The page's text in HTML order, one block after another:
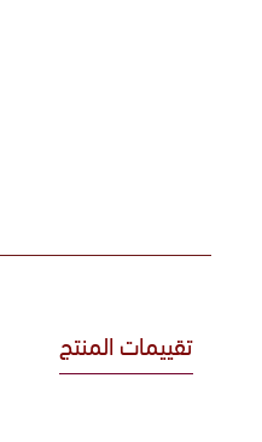
تقييمات المنتج